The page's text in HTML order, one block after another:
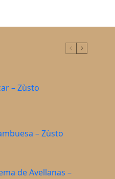
– Zùsto
– Zùsto
de Avellanas –